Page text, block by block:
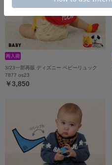
3/23一部再販 ディズニー ベビーリュック
7877 os23
￥3,850